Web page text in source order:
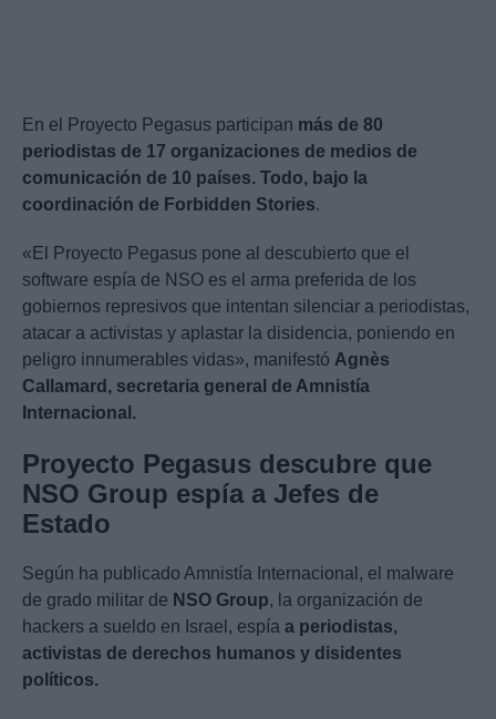
En el Proyecto Pegasus participan más de 80
periodistas de 17 organizaciones de medios de
comunicación de 10 países. Todo, bajo la
coordinación de Forbidden Stories.
«El Proyecto Pegasus pone al descubierto que el
software espía de NSO es el arma preferida de los
gobiernos represivos que intentan silenciar a periodistas,
atacar a activistas y aplastar la disidencia, poniendo en
peligro innumerables vidas», manifestó Agnès
Callamard, secretaria general de Amnistía
Internacional.
Proyecto Pegasus descubre que
NSO Group espía a Jefes de
Estado
Según ha publicado Amnistía Internacional, el malware
de grado militar de NSO Group, la organización de
hackers a sueldo en Israel, espía a periodistas,
activistas de derechos humanos y disidentes
políticos.